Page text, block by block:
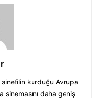
kurduğu Avrupa
sinemasını daha geniş